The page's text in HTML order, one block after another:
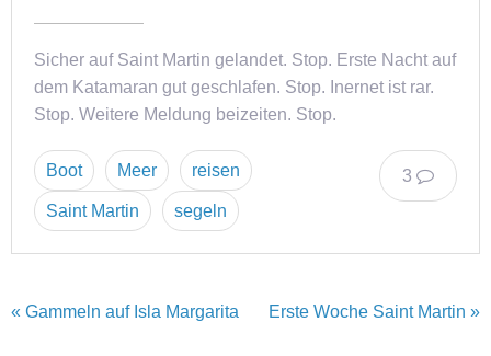
Sicher auf Saint Martin gelandet. Stop. Erste Nacht auf
dem Katamaran gut geschlafen. Stop. Inernet ist rar.
Stop. Weitere Meldung beizeiten. Stop.
3
Boot Meer reisen
Saint Martin segeln
« Gammeln auf Isla Margarita Erste Woche Saint Martin »